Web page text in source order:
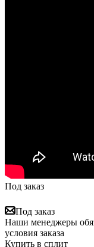
Под заказ
Под заказ
Наши менеджеры
условия заказа
Купить в сплит